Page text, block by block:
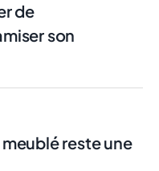
de
son
reste une